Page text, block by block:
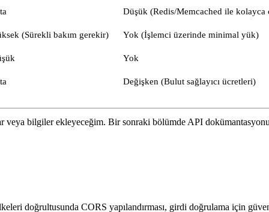
Düşük (Redis/Memcached ile kolayca
(Sürekli bakım gerekir) Yok (İşlemci üzerinde minimal yük)
Yok
Değişken (Bulut sağlayıcı ücretleri)
bilgiler ekleyeceğim. Bir sonraki bölümde API
doğrultusunda CORS yapılandırması, girdi doğrulama için